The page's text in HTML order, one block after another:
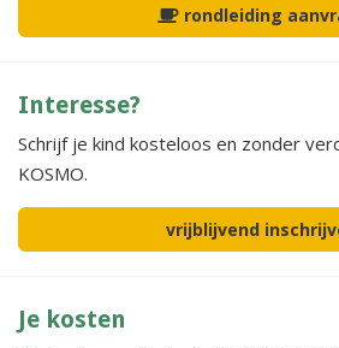
rondleiding
Interesse?
Schrijf je kind kosteloos en zonder
KOSMO.
vrijblijvend
Je kosten